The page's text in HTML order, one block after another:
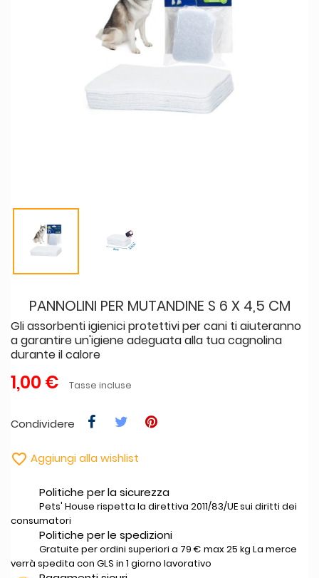
PANNOLINI PER MUTANDINE S 6 X 4,5 CM
Gli assorbenti igienici protettivi per cani ti aiuteranno
a garantire un'igiene adeguata alla tua cagnolina
durante il calore
1,00 € Tasse incluse
Condividere
 Aggiungi alla wishlist
Politiche per la sicurezza
Pets' House rispetta la direttiva 2011/83/UE sui diritti dei
consumatori
Politiche per le spedizioni
Gratuite per ordini superiori a 79 € max 25 kg La merce
verrà spedita con GLS in 1 giorno lavorativo